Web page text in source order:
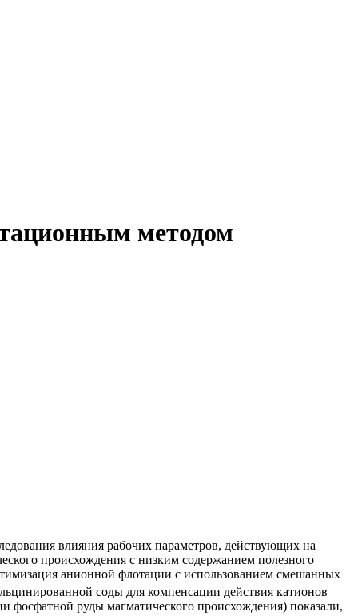
методом
влияния рабочих параметров, действующих на
происхождения с низким содержанием полезного
анионной флотации с использованием смешанных
соды для компенсации действия катионов
фосфатной руды магматического происхождения) показали,